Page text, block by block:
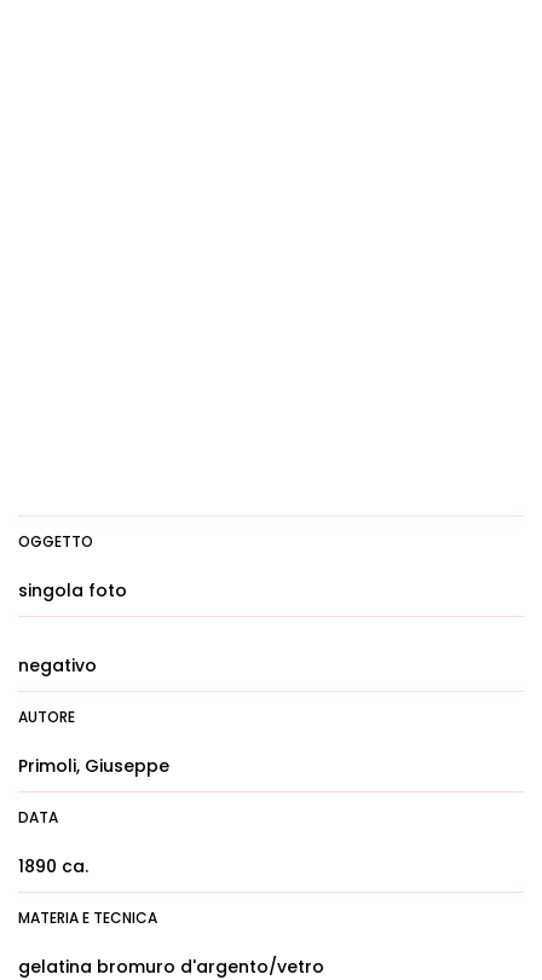
OGGETTO
singola foto
negativo
AUTORE
Primoli, Giuseppe
DATA
1890 ca.
MATERIA E TECNICA
gelatina bromuro d'argento/vetro